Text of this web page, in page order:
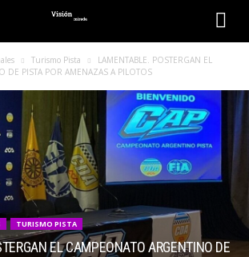
Turismo Pista
LAMENTABLE. POSTERGAN EL
DE PISTA POR AMENAZAS A PILOTOS
TURISMO PISTA
EL CAMPEONATO ARGENTINO DE